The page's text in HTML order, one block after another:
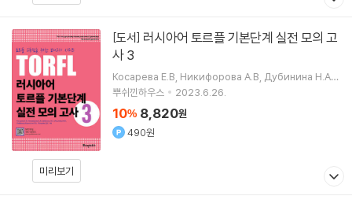
미리보기
[도서]
사 3
Косарева Е.В Никифорова А.В Дубинина Н.А
등저
뿌쉬낀하우스 2023.6.26.
10% 8,820원
490원